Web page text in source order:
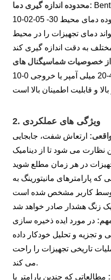
محدوده اندازه گیری دما:
10-02-05 با قابلیت سرویس دهی از محدوده دمای محیط 30-
تواند دمای تجهیزات را در محیط
خصوصیات شما
گزینه خروجی استاندارد 4-20 میلی آمپر یا خروجی 0-10 VDC
2. ویژگی های عملکردی
ارتعاش شفت، جابجایی
نظارت می شود تا از دینامیک
که پارامترهای مانیتورینگ به
توسط کاربر مشخص شده است
در مورد ایده ذخیره سازی
و تجزیه و تحلیل خودکار داده
تاریخی تجهیزات را راحت
می کند.
مطالعاتی که چندین پارامتر یا